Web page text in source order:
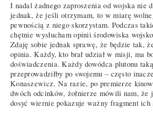
I nadal żadnego zaproszenia od wojska nie
jednak, że jeśli otrzymam, to w miarę
pewnością z niego skorzystam. Podczas
chętnie wysłucham opinii środowiska
Zdaję sobie jednak sprawę, że będzie tak,
opinia. Każdy, kto brał udział w misji, ma
doświadczenia. Każdy dowódca plutonu
przeprowadziłby po swojemu – często
Konaszewicz. Na razie, po premierze
dwóch odcinków, żołnierze mówili nam, że
dosyć wiernie pokazuje ważny fragment ich